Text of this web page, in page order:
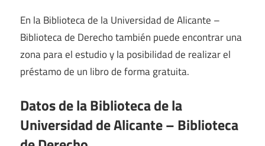
En la Biblioteca de la Universidad de Alicante –
Biblioteca de Derecho también puede encontrar una
zona para el estudio y la posibilidad de realizar el
préstamo de un libro de forma gratuita.
Datos de la Biblioteca de la
Universidad de Alicante – Biblioteca